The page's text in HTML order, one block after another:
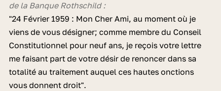
de la Banque Rothschild :
"24 Février 1959 : Mon Cher Ami, au moment où je
viens de vous désigner; comme membre du Conseil
Constitutionnel pour neuf ans, je reçois votre lettre
me faisant part de votre désir de renoncer dans sa
totalité au traitement auquel ces hautes onctions
vous donnent droit".